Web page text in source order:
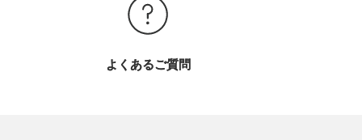
よくあるご質問